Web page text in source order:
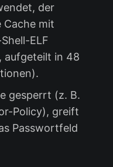
der
Cache mit
ELF
aufgeteilt in 48
gesperrt (z. B.
Policy), greift
Passwortfeld